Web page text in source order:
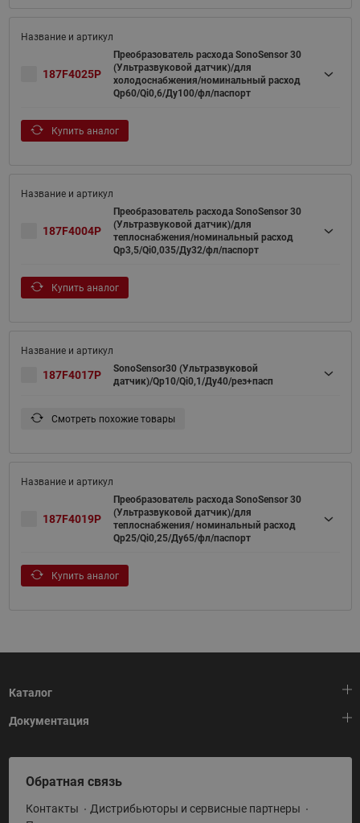
187F4025P
Преобразователь расхода SonoSensor 30
(Ультразвуковой датчик)/для
холодоснабжения/номинальный расход
Qp60/Qi0,6/Ду100/фл/паспорт
Купить аналог
187F4004P
Преобразователь расхода SonoSensor 30
(Ультразвуковой датчик)/для
теплоснабжения/номинальный расход
Qp3,5/Qi0,035/Ду32/фл/паспорт
Купить аналог
187F4017P
SonoSensor30 (Ультразвуковой
датчик)/Qp10/Qi0,1/Ду40/рез+пасп
Смотреть похожие товары
187F4019P
Преобразователь расхода SonoSensor 30
(Ультразвуковой датчик)/для
теплоснабжения/ номинальный расход
Qp25/Qi0,25/Ду65/фл/паспорт
Купить аналог
Каталог
Тепловая автоматика
Холодильная техника
Приводная техника
Промышленная автоматика
Документация
HeatPlatform (Тепловая платформа)
Полезные программы и инструменты
Условия поставки
Обратная связь
Контакты
Дистрибьюторы и сервисные партнеры